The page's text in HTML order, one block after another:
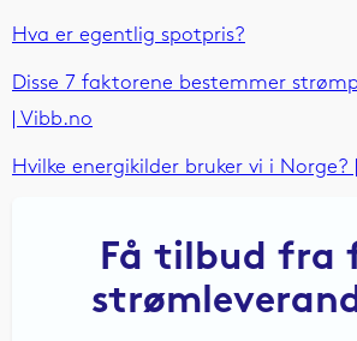
Hva er egentlig spotpris?
Disse 7 faktorene bestemmer
| Vibb.no
Hvilke energikilder bruker vi i Norge?
Få tilbud fra